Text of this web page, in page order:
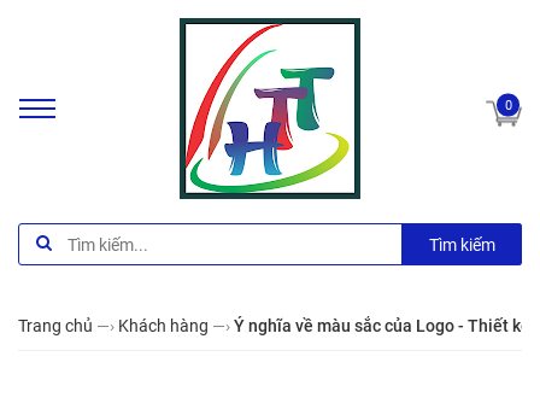
0
Tìm kiếm
Trang chủ —› Khách hàng —›Ý nghĩa về màu sắc của Logo - Thiết kế